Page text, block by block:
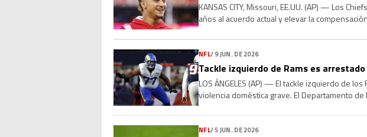
KANSAS CITY, Missouri, EE.UU. (AP) — Los
años al acuerdo actual y elevar la
NFL/9 JUN. DE 2026
Tackle izquierdo de Rams es
LOS ÁNGELES (AP) — El tackle izquierdo de
violencia doméstica grave. El Departamento
NFL/5 JUN. DE 2026